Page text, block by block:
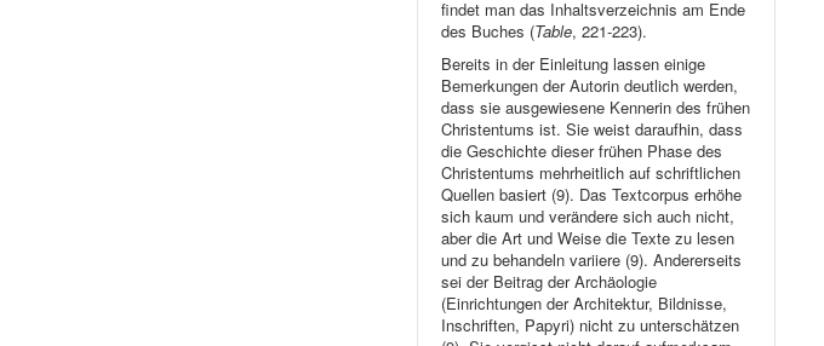
findet man das Inhaltsverzeichnis am Ende
des Buches (Table, 221-223).
Bereits in der Einleitung lassen einige
Bemerkungen der Autorin deutlich werden,
dass sie ausgewiesene Kennerin des frühen
Christentums ist. Sie weist daraufhin, dass
die Geschichte dieser frühen Phase des
Christentums mehrheitlich auf schriftlichen
Quellen basiert (9). Das Textcorpus erhöhe
sich kaum und verändere sich auch nicht,
aber die Art und Weise die Texte zu lesen
und zu behandeln variiere (9). Andererseits
sei der Beitrag der Archäologie
(Einrichtungen der Architektur, Bildnisse,
Inschriften, Papyri) nicht zu unterschätzen